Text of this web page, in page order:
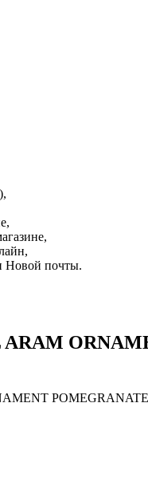
Новой почты.
POMEGRANATE